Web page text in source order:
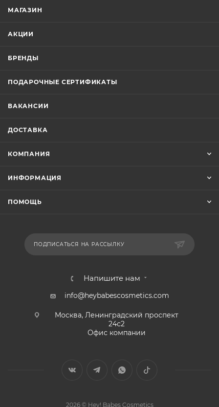
МАГАЗИН
АКЦИИ
БРЕНДЫ
ПОДАРОЧНЫЕ СЕРТИФИКАТЫ
ВАКАНСИИ
ДОСТАВКА
КОМПАНИЯ
ИНФОРМАЦИЯ
ПОМОЩЬ
ПОДПИСАТЬСЯ НА РАССЫЛКУ
Напишите нам
info@heybabescosmetics.com
Москва, Ленинградский проспект
24с2
Офис компании
2026 © Hey! Babes Cosmetics